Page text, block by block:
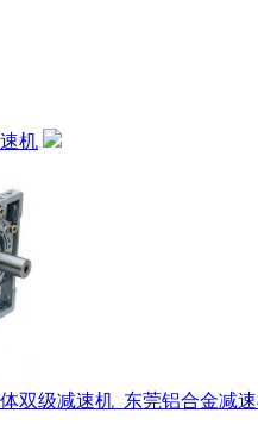
机
双级减速机_东莞铝合金减